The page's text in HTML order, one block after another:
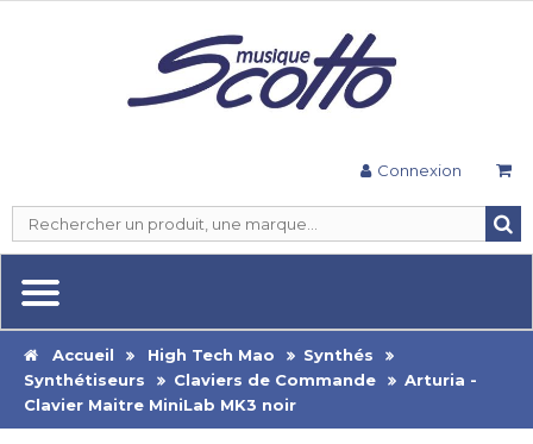
Connexion
Accueil High Tech Mao
Synthés
Synthétiseurs
Claviers de Commande
Arturia -
Clavier Maitre MiniLab MK3 noir